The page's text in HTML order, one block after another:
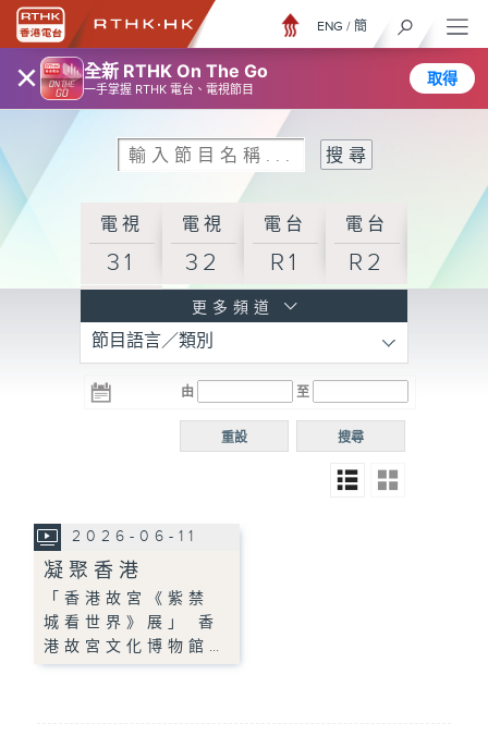
× 全新 RTHK On The Go
一手掌握 RTHK 電台、電視節目
取得
ENG / 簡
電視
31
電視
32
電台
R1
電台
R2
R3
電台 電台
R5
電台
普通
更多頻道
節目語言／類別
由 至
搜尋
重設
2026-06-11
凝聚香港
「香港故宮《紫禁
城看世界》展」 香
港故宮文化博物館…